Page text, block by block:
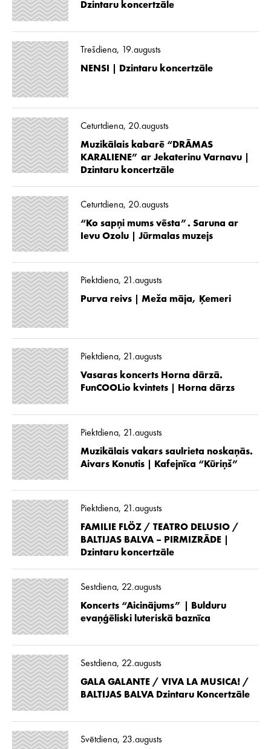
Dzintaru koncertzāle
Trešdiena, 19.augusts
NENSI | Dzintaru koncertzāle
Ceturtdiena, 20.augusts
Muzikālais kabarē “DRĀMAS
KARALIENE” ar Jekaterinu Varnavu |
Dzintaru koncertzāle
Ceturtdiena, 20.augusts
“Ko sapņi mums vēsta”. Saruna ar
Ievu Ozolu | Jūrmalas muzejs
Piektdiena, 21.augusts
Purva reivs | Meža māja, Ķemeri
Piektdiena, 21.augusts
Vasaras koncerts Horna dārzā.
FunCOOLio kvintets | Horna dārzs
Piektdiena, 21.augusts
Muzikālais vakars saulrieta noskaņās.
Aivars Konutis | Kafejnīca “Kūriņš”
Piektdiena, 21.augusts
FAMILIE FLÖZ / TEATRO DELUSIO /
BALTIJAS BALVA – PIRMIZRĀDE |
Dzintaru koncertzāle
Sestdiena, 22.augusts
Koncerts “Aicinājums” | Bulduru
evaņģēliski luteriskā baznīca
Sestdiena, 22.augusts
GALA GALANTE / VIVA LA MUSICA! /
BALTIJAS BALVA Dzintaru Koncertzāle
Svētdiena, 23.augusts